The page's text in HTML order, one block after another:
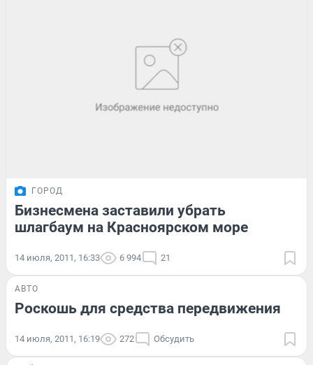
ГОРОД
Бизнесмена заставили убрать
шлагбаум на Красноярском море
14 июля, 2011, 16:33 6 994 21
АВТО
Роскошь для средства передвижения
14 июля, 2011, 16:19 272 Обсудить